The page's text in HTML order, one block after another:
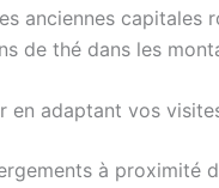
anciennes capitales
de thé dans les
en adaptant vos
à proximité